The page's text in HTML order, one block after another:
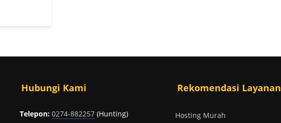
Hubungi Kami
Telepon: 0274-882257(Hunting)
Rekomendasi Layanan
Hosting Murah